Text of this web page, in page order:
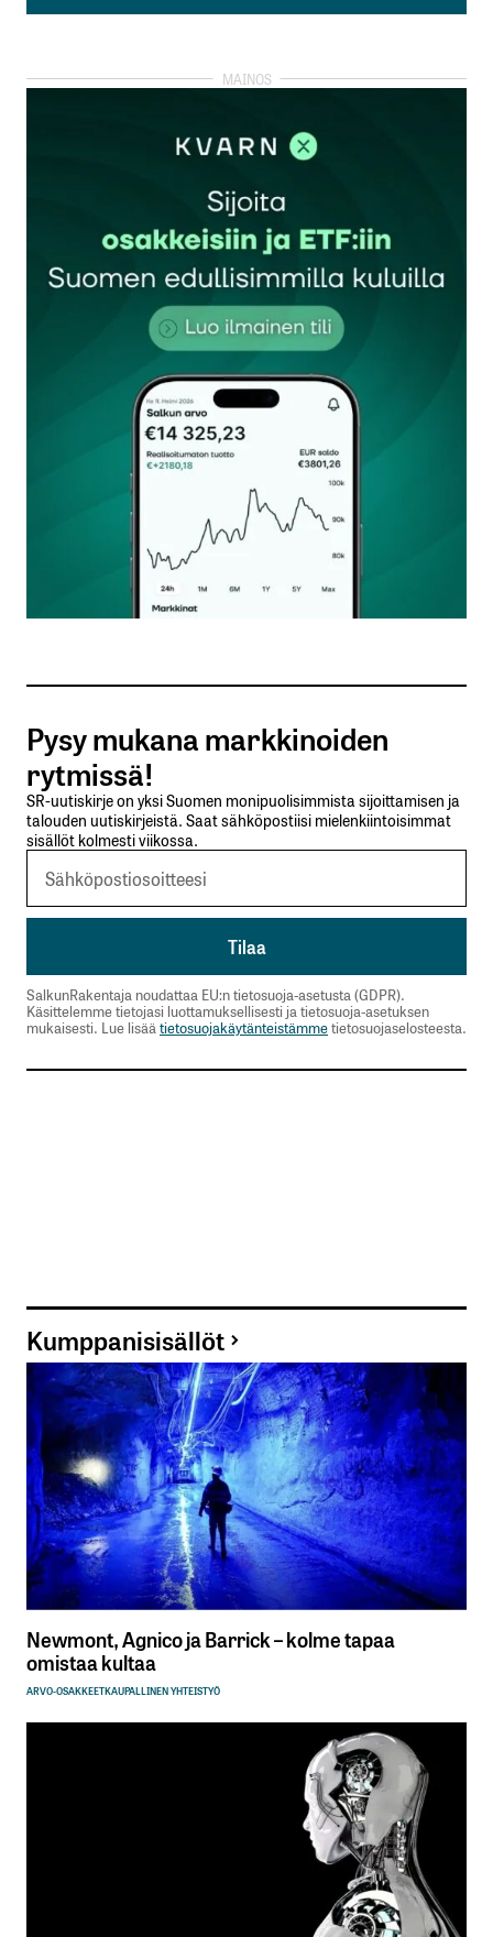
Lisää kommentti
kirjautua
rekisteröityä
Sähköpostiosoitettasi ei julkaista.Pakolliset
kentät on merkitty*
Kommentti*
Nimesi tai nimimerkkisi
Sähköpostiosoitteesi
Tilaa SalkunRakentajan uutiskirje
Lähetä kommentti
Pysy mukana markkinoiden
rytmissä!
SR-uutiskirje on yksi Suomen monipuolisimmista sijoittamisen ja
talouden uutiskirjeistä. Saat sähköpostiisi mielenkiintoisimmat
sisällöt kolmesti viikossa.
SalkunRakentaja noudattaa EU:n tietosuoja-asetusta (GDPR).
Käsittelemme tietojasi luottamuksellisesti ja tietosuoja-asetuksen
mukaisesti. Lue lisää tietosuojakäytänteistämmetietosuojaselosteesta.
Kumppanisisällöt
Newmont, Agnico ja Barrick – kolme tapaa
omistaa kultaa
ARVO-OSAKKEETKAUPALLINEN YHTEISTYÖ